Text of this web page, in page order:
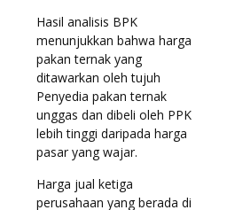
Hasil analisis BPK
menunjukkan bahwa harga
pakan ternak yang
ditawarkan oleh tujuh
Penyedia pakan ternak
unggas dan dibeli oleh PPK
lebih tinggi daripada harga
pasar yang wajar.
Harga jual ketiga
perusahaan yang berada di